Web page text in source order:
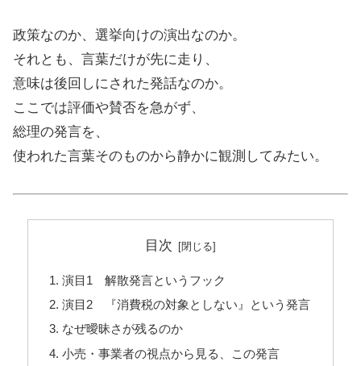
政策なのか、選挙向けの演出なのか。
それとも、言葉だけが先に走り、
意味は後回しにされた発話なのか。
ここでは評価や賛否を急がず、
総理の発言を、
使われた言葉そのものから静かに観測してみたい。
目次
演目1 解散発言というフック
演目2 『消費税の対象としない』という発言
なぜ曖昧さが残るのか
小売・事業者の視点から見る、この発言